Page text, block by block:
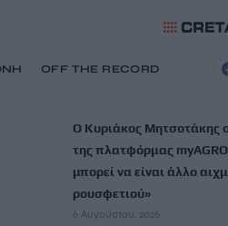
OFF THE RECORD
Ο Κυριάκος Μητσοτάκης
της πλατφόρμας
μπορεί να είναι άλλο
ρουσφετιού»
6 Αυγούστου, 2026